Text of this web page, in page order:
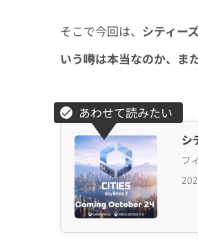
そこで今回は、 シティー
いう噂は本当なのか、
シ